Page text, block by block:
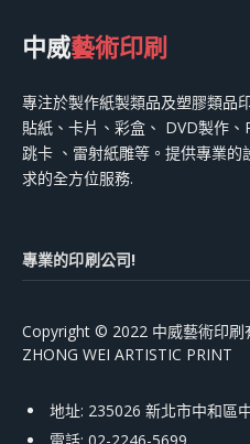
中威藝術印刷
專注於製作紙製類品及塑膠類品
貼紙、卡片、彩盒、 DVD製作
跳卡 、雷射紙雕等。提供專業
求的全方位服務.
專業的印刷公司!
Copyright © 2022 中威藝術印刷
ZHONG WEI ARTISTIC PRINT
地址: 235026 新北市中和區